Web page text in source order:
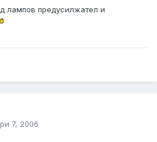
лампов предусилжател и
7, 2006